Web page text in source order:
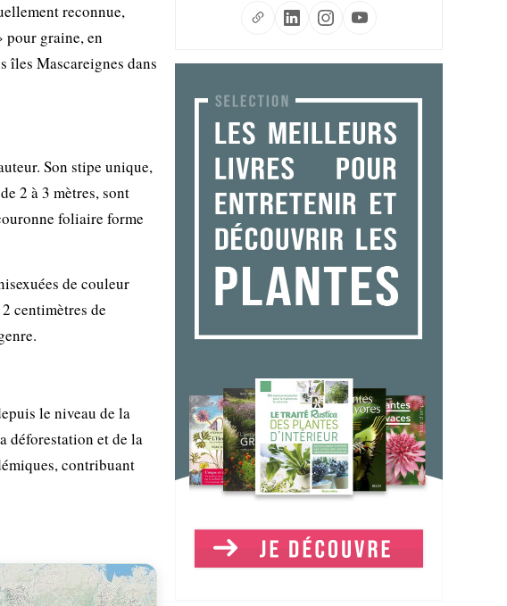
reconnue,
graine, en
îles Mascareignes dans
Son stipe unique,
2 à 3 mètres, sont
foliaire forme
de couleur
centimètres de
le niveau de la
déforestation et de la
contribuant